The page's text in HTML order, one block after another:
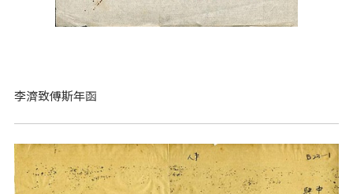
李濟致傅斯年函